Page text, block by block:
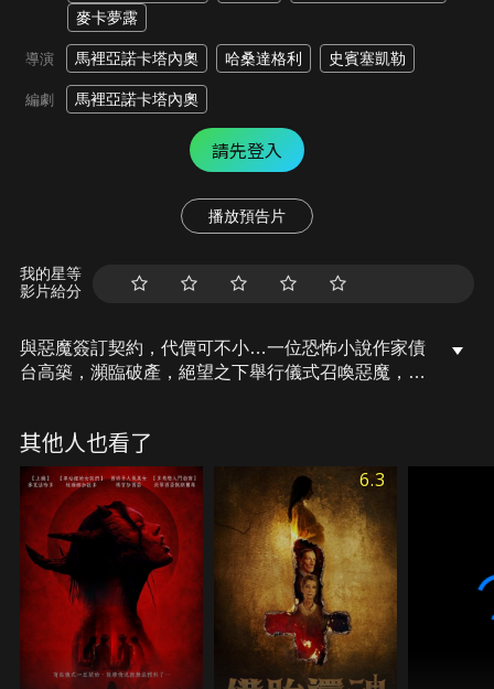
麥卡夢露
導演 馬裡亞諾卡塔內奧 哈桑達格利 史賓塞凱勒
編劇 馬裡亞諾卡塔內奧
請先登入
播放預告片
我的星等
影片給分
與惡魔簽訂契約，代價可不小…一位恐怖小說作家債
台高築，瀕臨破產，絕望之下舉行儀式召喚惡魔，惡
其他人也看了
6.3